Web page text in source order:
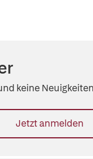
keine
Jetzt anmelden